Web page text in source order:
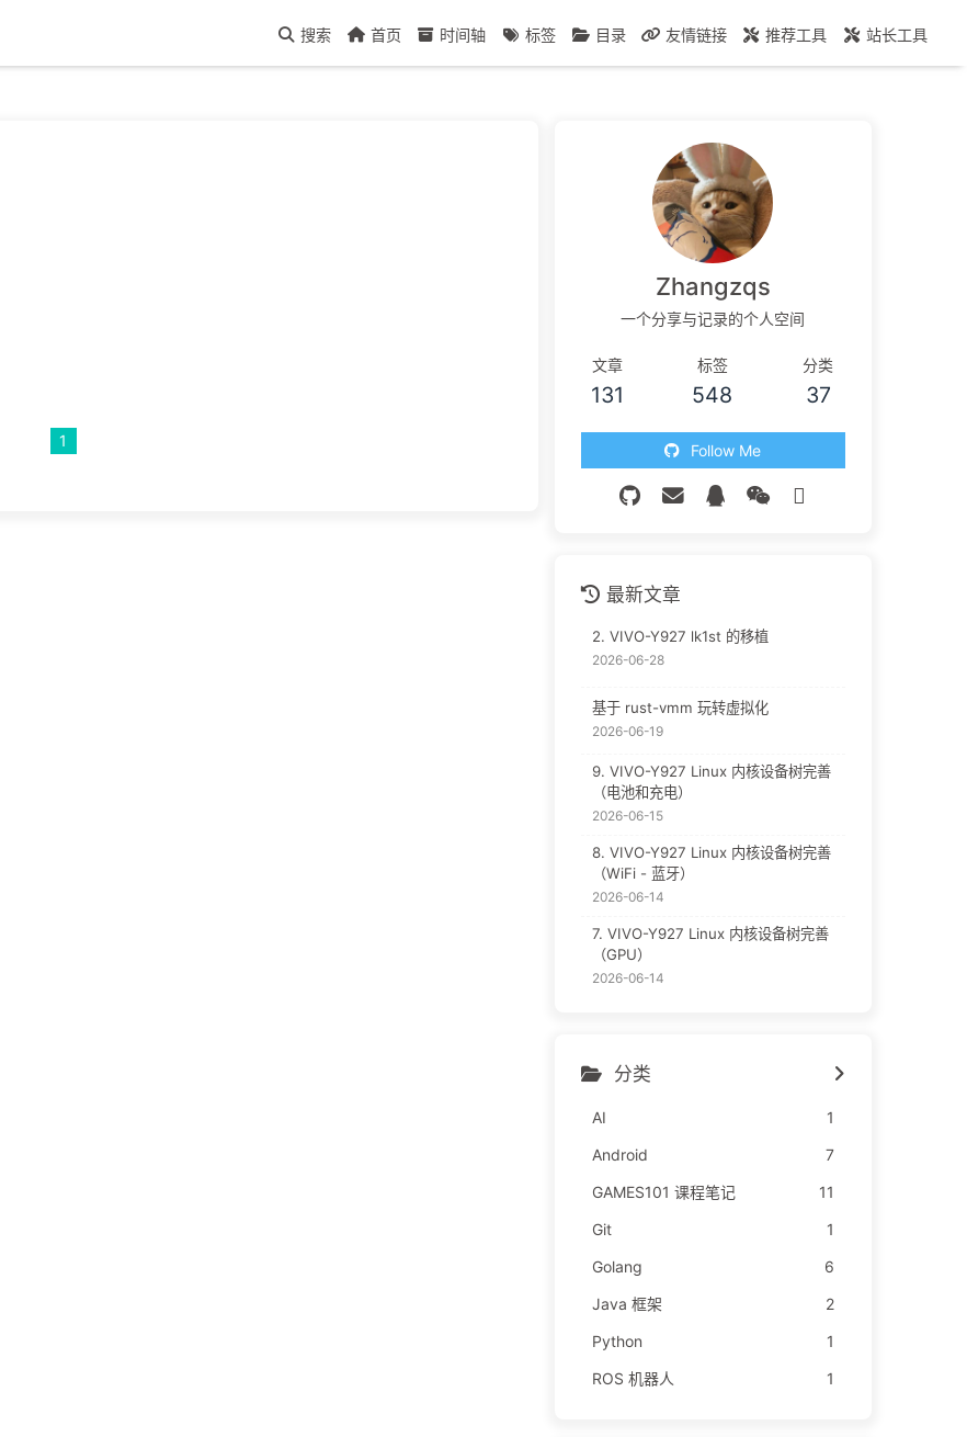
搜索 首页 时间轴 标签 目录 友情链接 推荐工具 站长工具
1
Zhangzqs
一个分享与记录的个人空间
文章
131
标签
548
分类
37
Follow Me
最新文章
2. VIVO-Y927 lk1st 的移植
2026-06-28
基于 rust-vmm 玩转虚拟化
2026-06-19
9. VIVO-Y927 Linux 内核设备树完善
（电池和充电）
2026-06-15
8. VIVO-Y927 Linux 内核设备树完善
（WiFi - 蓝牙）
2026-06-14
7. VIVO-Y927 Linux 内核设备树完善
（GPU）
2026-06-14
分类
AI
1
Android
7
GAMES101 课程笔记
11
Git
1
Golang
6
Java 框架
2
Python
1
ROS 机器人
1